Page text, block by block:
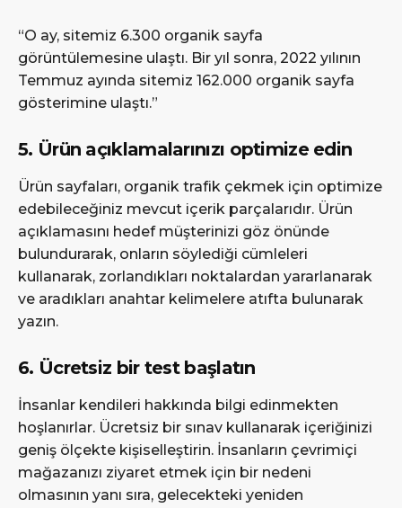
“O ay, sitemiz 6.300 organik sayfa
görüntülemesine ulaştı. Bir yıl sonra, 2022 yılının
Temmuz ayında sitemiz 162.000 organik sayfa
gösterimine ulaştı.”
5. Ürün açıklamalarınızı optimize edin
Ürün sayfaları, organik trafik çekmek için optimize
edebileceğiniz mevcut içerik parçalarıdır. Ürün
açıklamasını hedef müşterinizi göz önünde
bulundurarak, onların söylediği cümleleri
kullanarak, zorlandıkları noktalardan yararlanarak
ve aradıkları anahtar kelimelere atıfta bulunarak
yazın.
6. Ücretsiz bir test başlatın
İnsanlar kendileri hakkında bilgi edinmekten
hoşlanırlar. Ücretsiz bir sınav kullanarak içeriğinizi
geniş ölçekte kişiselleştirin. İnsanların çevrimiçi
mağazanızı ziyaret etmek için bir nedeni
olmasının yanı sıra, gelecekteki yeniden